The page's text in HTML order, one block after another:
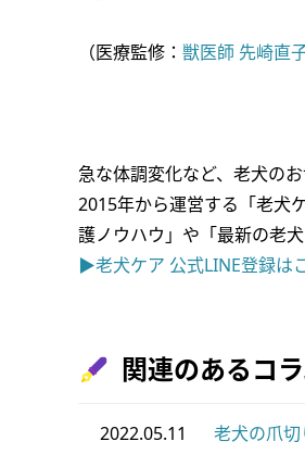
（医療監修： 獣医師 先崎直
急な体調変化など、老犬の
2015年から運営する「老犬
護ノウハウ」や「最新の老
▶老犬ケア 公式LINE登録は
関連のあるコ
2022.05.11 老犬の爪